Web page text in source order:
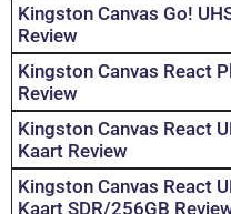
Kingston Canvas Go!
Review
Kingston Canvas React
Review
Kingston Canvas React
Kaart Review
Kingston Canvas React
Kaart SDR/256GB